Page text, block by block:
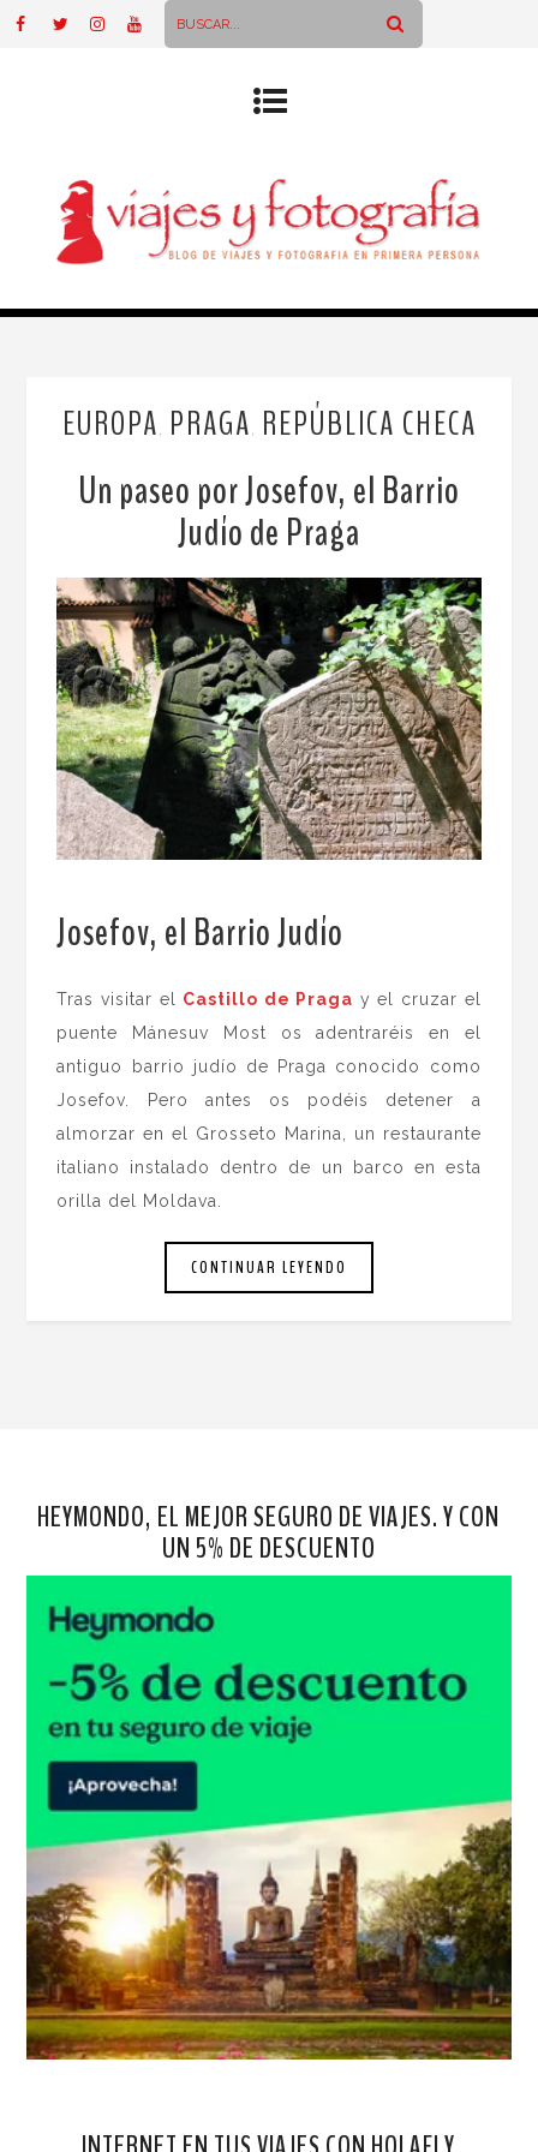
EUROPA PRAGA REPÚBLICA CHECA
Un paseo por Josefov, el Barrio
Judío de Praga
Josefov, el Barrio Judío
Tras visitar el Castillo de Praga y el cruzar el
puente Mánesuv Most os adentraréis en el
antiguo barrio judío de Praga conocido como
Josefov. Pero antes os podéis detener a
almorzar en el Grosseto Marina, un restaurante
italiano instalado dentro de un barco en esta
orilla del Moldava.
CONTINUAR LEYENDO
HEYMONDO, EL MEJOR SEGURO DE VIAJES. Y CON
UN 5% DE DESCUENTO